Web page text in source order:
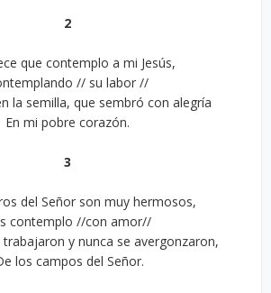
2
que contemplo a mi Jesús,
// su labor //
la semilla, que sembró con alegría
En mi pobre corazón.
3
del Señor son muy hermosos,
contemplo //con amor//
y nunca se avergonzaron,
los campos del Señor.